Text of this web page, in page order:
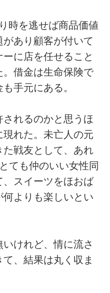
時を逃せば商品価値
あり顧客が付いて
に店を任せること
借金は生命保険で
手元にある。
れるのかと思うほ
れた。未亡人の元
戦友として、あれ
ても仲のいい女性同
スイーツをほおば
何よりも楽しいとい
けれど、情に流さ
、結果は丸く収ま